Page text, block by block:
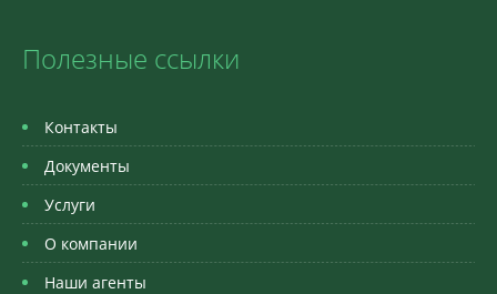
Полезные ссылки
Контакты
Документы
Услуги
О компании
Наши агенты